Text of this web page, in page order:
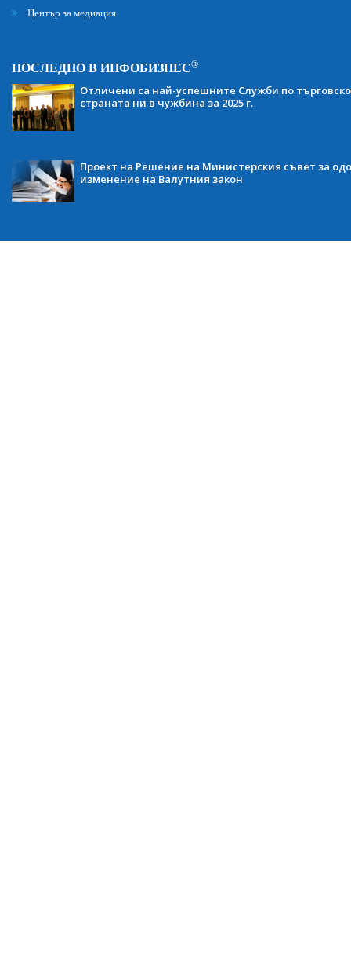
Център за медиация
ПОСЛЕДНО В ИНФОБИЗНЕС®
Отличени са най-успешните Служби по
страната ни в чужбина за 2025 г.
Проект на Решение на Министерския съвет за
изменение на Валутния закон